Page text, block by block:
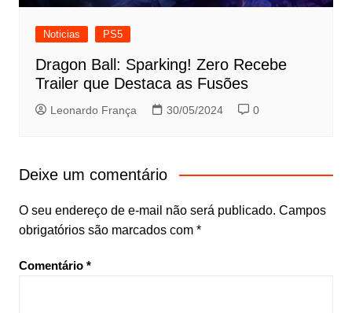
Noticias PS5
Dragon Ball: Sparking! Zero Recebe
Trailer que Destaca as Fusões
Leonardo França 30/05/2024 0
Deixe um comentário
O seu endereço de e-mail não será publicado. Campos
obrigatórios são marcados com *
Comentário *